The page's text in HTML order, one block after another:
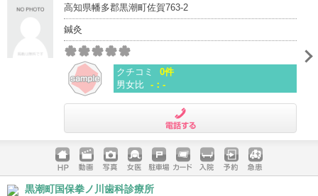
高知県幡多郡黒潮町佐賀763-2
鍼灸
クチコミ
0件
男女比 -：-
ホームペ
ージ
動画 写真 女医 駐車場
クレジッ
入院 予約 急患
黒潮町国保拳ノ川歯科診療所